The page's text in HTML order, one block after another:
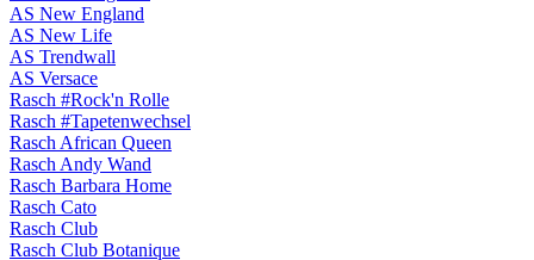
AS New England
AS New Life
AS Trendwall
AS Versace
Rasch #Rock'n Rolle
Rasch #Tapetenwechsel
Rasch African Queen
Rasch Andy Wand
Rasch Barbara Home
Rasch Cato
Rasch Club
Rasch Club Botanique